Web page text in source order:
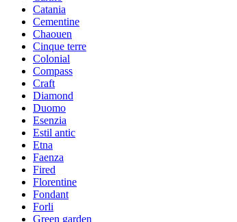
Catania
Cementine
Chaouen
Cinque terre
Colonial
Compass
Craft
Diamond
Duomo
Esenzia
Estil antic
Etna
Faenza
Fired
Florentine
Fondant
Forli
Green garden